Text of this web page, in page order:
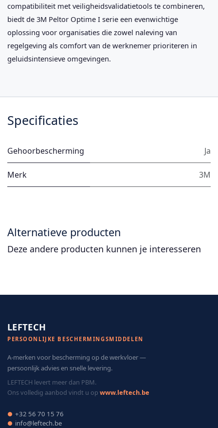
compatibiliteit met veiligheidsvalidatietools te combineren,
biedt de 3M Peltor Optime I serie een evenwichtige
oplossing voor organisaties die zowel naleving van
regelgeving als comfort van de werknemer prioriteren in
geluidsintensieve omgevingen.
Specificaties
Gehoorbescherming Ja
Merk 3M
Alternatieve producten
Deze andere producten kunnen je interesseren
LEFTECH
PERSOONLIJKE BESCHERMINGSMIDDELEN
A-merken voor bescherming op de werkvloer —
persoonlijk advies en snelle levering.
LEFTECH levert meer dan PBM.
Ons volledig aanbod vindt u op www.leftech.be
● +32 56 70 15 76
● info@leftech.be